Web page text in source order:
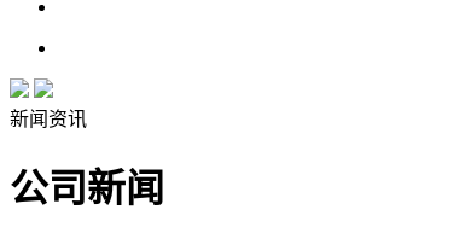
新闻资讯
公司新闻